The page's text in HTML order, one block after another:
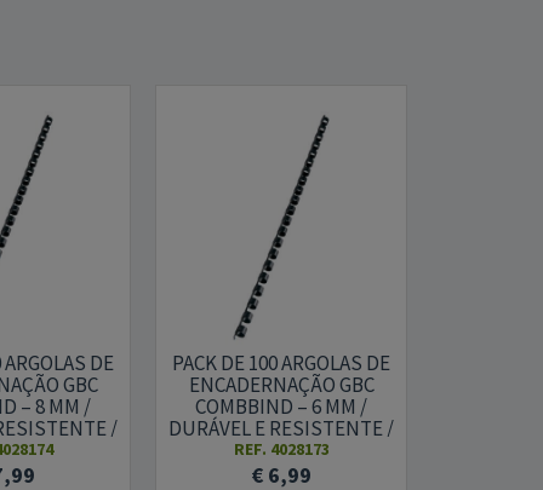
DE
GBC
– 8 MM /
/
PACK DE 100 ARGOLAS DE
ENCADERNAÇÃO GBC
COMBBIND – 6 MM /
DURÁVEL E RESISTENTE /
PRETO
REF. 4028173
€ 6,99